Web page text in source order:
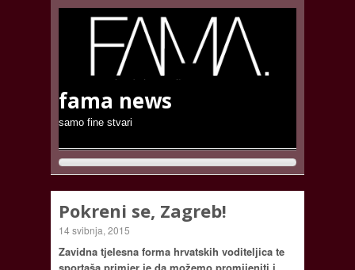
fama news
samo fine stvari
Pokreni se, Zagreb!
14 svibnja, 2015
Zavidna tjelesna forma hrvatskih voditeljica te